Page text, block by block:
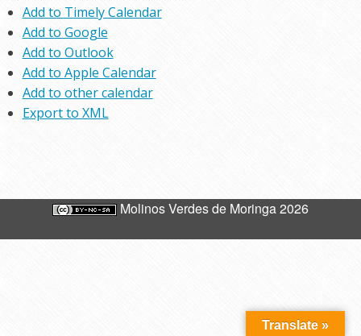
Add to Timely Calendar
Add to Google
Add to Outlook
Add to Apple Calendar
Add to other calendar
Export to XML
Molinos Verdes de Moringa 2026
Translate »